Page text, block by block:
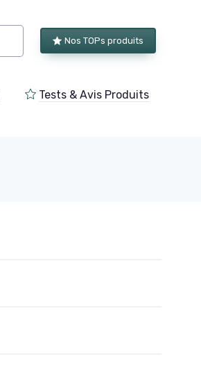
Nos TOPs produits
Tests & Avis Produits